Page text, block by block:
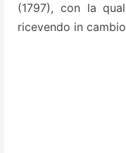
(1797), con la
ricevendo in